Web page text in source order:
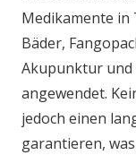
Medikamente
Bäder,
Akupunktur und
angewendet.
jedoch einen
garantieren,